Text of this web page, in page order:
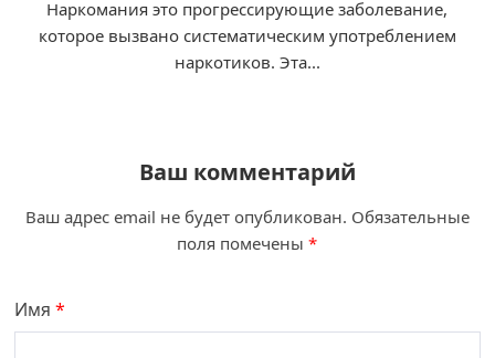
Наркомания это прогрессирующие заболевание,
которое вызвано систематическим употреблением
наркотиков. Эта...
Ваш комментарий
Ваш адрес email не будет опубликован. Обязательные
поля помечены*
Имя*